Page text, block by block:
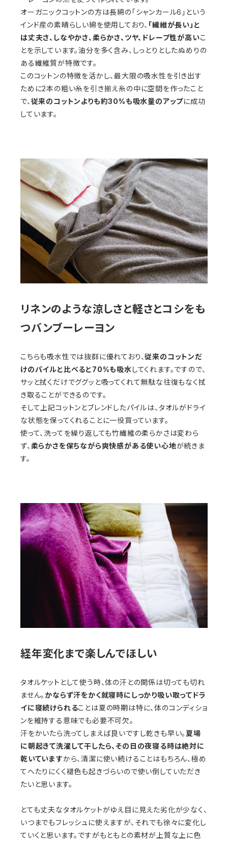
オーガニックコットンの方は長綿の「シャンカール6」という
インド産の素晴らしい綿を使用しており、 「繊維が長い」と
は丈夫さ、しなやかさ、柔らかさ、ツヤ、ドレープ性が高いこ
とを示しています。油分を多く含み、しっとりとしたぬめりの
ある繊維質が特徴です。
このコットンの特徴を活かし、最大限の吸水性を引き出す
ために2本の粗い糸を引き揃え糸の中に空間を作ったこと
で、 従来のコットンよりも約30%も吸水量のアップに成功
しています。
リネンのような涼しさと軽さとコシをも
つバンブーレーヨン
こちらも吸水性では抜群に優れており、従来のコットンだ
けのパイルと比べると70%も吸水してくれます。ですので、
サッと拭くだけでググッと吸ってくれて無駄な往復もなく拭
き取ることができるのです。
そして上記コットンとブレンドしたパイルは、タオルがドライ
な状態を保ってくれることに一役買っています。
使って、洗ってを繰り返しても竹繊維の柔らかさは変わら
ず、 柔らかさを保ちながら爽快感がある使い心地が続きま
す。
経年変化まで楽しんでほしい
タオルケットとして使う時、体の汗との関係は切っても切れ
ません。 かならず汗をかく就寝時にしっかり吸い取ってドラ
イに寝続けられることは夏の時期は特に、体のコンディショ
ンを維持する意味でも必要不可欠。
汗をかいたら洗ってしまえば良いですし乾きも早い。夏場
に朝起きて洗濯して干したら、その日の夜寝る時は絶対に
乾いていますから、清潔に使い続けることはもちろん、極め
てへたりにくく褪色も起きづらいので使い倒していただき
たいと思います。
とても丈夫なタオルケットがゆえ目に見えた劣化が少なく、
いつまでもフレッシュに使えますが、それでも徐々に変化し
ていくと思います。ですがもともとの素材が上質な上に色